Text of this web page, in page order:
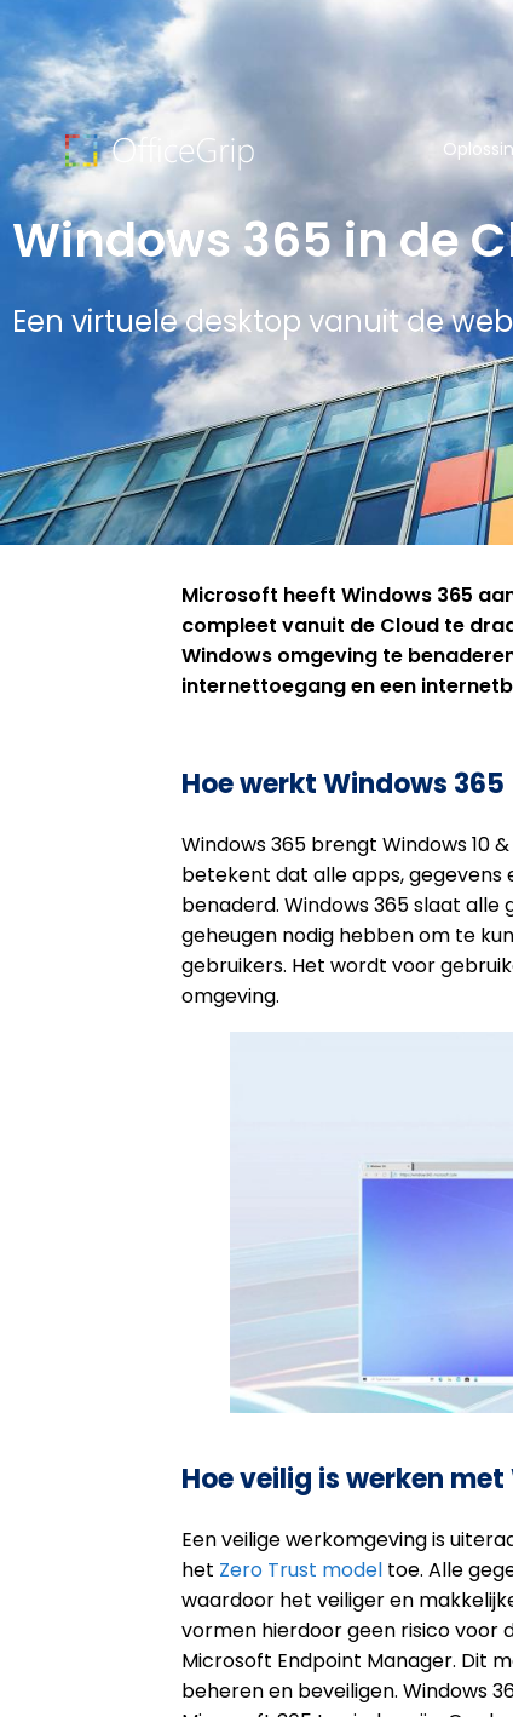
Windows 365 in de
Een virtuele desktop vanuit de
Microsoft heeft Windows 365
compleet vanuit de Cloud te
Windows omgeving te
internettoegang en een
Hoe werkt Windows 365
Windows 365 brengt Windows 10
betekent dat alle apps, gegevens
benaderd. Windows 365 slaat
geheugen nodig hebben om te
gebruikers. Het wordt voor
omgeving.
Hoe veilig is werken
Een veilige werkomgeving is
het Zero Trust model toe. Alle
waardoor het veiliger en
vormen hierdoor geen risico voor
Microsoft Endpoint Manager. Dit
beheren en beveiligen. Windows